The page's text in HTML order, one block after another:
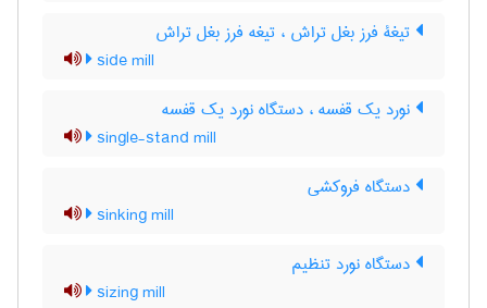
تیغۀ فرز بغل تراش ، تیغه فرز بغل تراش
side mill
نورد یک قفسه ، دستگاه نورد یک قفسه
single-stand mill
دستگاه فروکشی
sinking mill
دستگاه نورد تنظیم
sizing mill